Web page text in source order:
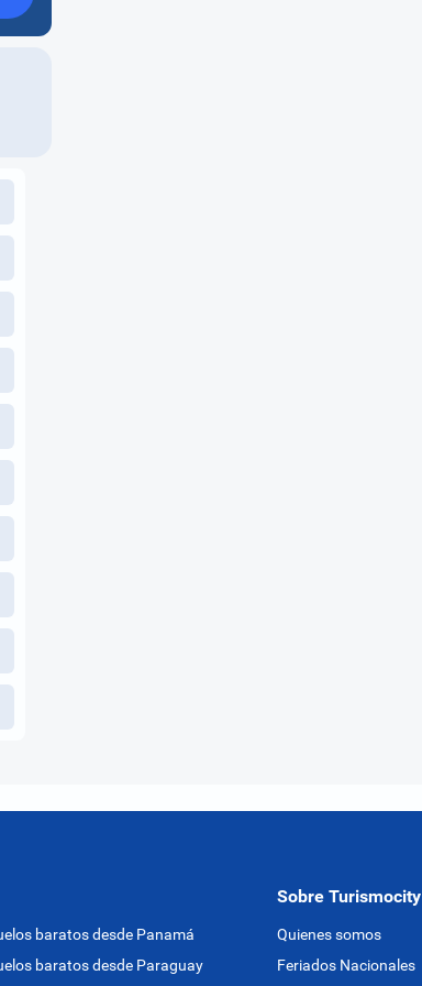
baratos desde Panamá
baratos desde Paraguay
Sobre Turismocity
Quienes somos
Feriados Nacionales